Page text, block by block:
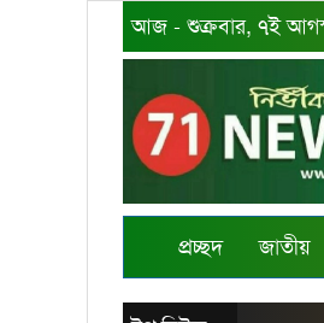
আজ - শুক্রবার, ৭ই
প্রচ্ছদ জাতীয়